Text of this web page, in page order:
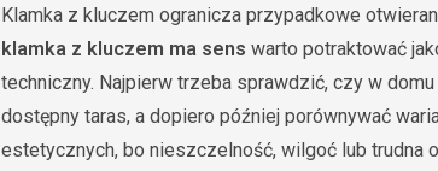
Klamka z kluczem ogranicza przypadkowe
klamka z kluczem ma sens warto potraktować
techniczny. Najpierw trzeba sprawdzić, czy w
dostępny taras, a dopiero później porównywać
estetycznych, bo nieszczelność, wilgoć lub trudna